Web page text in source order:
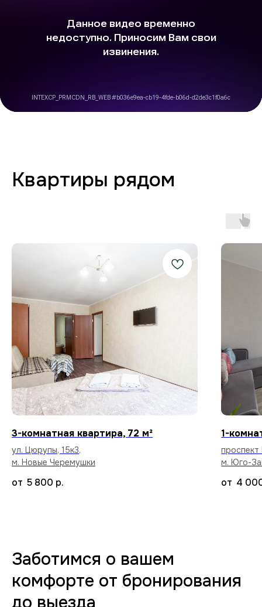
3-комнатная квартира, 72 м²
ул. Цюрупы, 15к3,
м. Новые Черемушки
5 800 р.
1-
проспект
м. Юго-
4
до выезда
Любая форма оплаты
Высокоскоростной интернет в каждой
квартире бесплатно.
Стабильный Wi-Fi
70+ вариантов квартир
Тщательный клининг и дезинфекция
в абсолютно чистую квартиру.
Уборка после каждого
арендатора